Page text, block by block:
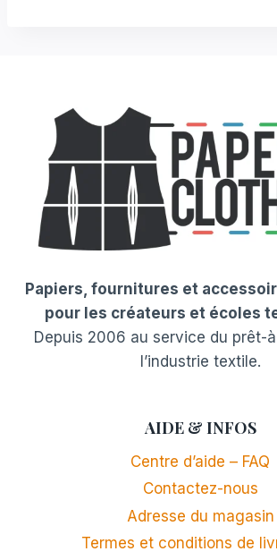
Papiers, fournitures et
pour les créateurs et écoles
Depuis 2006 au service du prêt-
l’industrie textile.
AIDE & INFOS
Centre d’aide – FAQ
Contactez-nous
Adresse du magasin
Termes et conditions de